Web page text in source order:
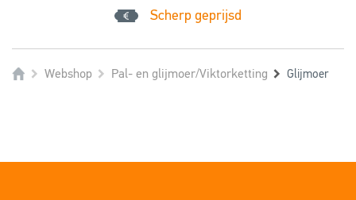
Scherp geprijsd
Webshop Pal- en glijmoer/Viktorketting Glijmoer